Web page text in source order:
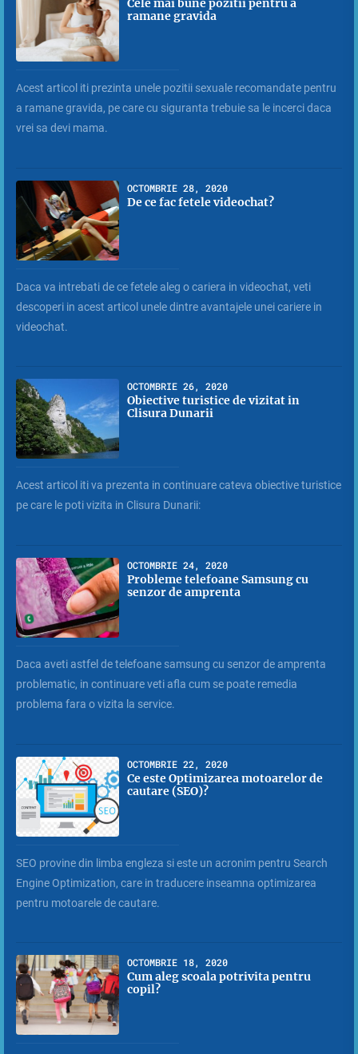
Cele mai bune pozitii pentru a
ramane gravida
Acest articol iti prezinta unele pozitii sexuale recomandate pentru
a ramane gravida, pe care cu siguranta trebuie sa le incerci daca
vrei sa devi mama.
OCTOMBRIE 28, 2020
De ce fac fetele videochat?
Daca va intrebati de ce fetele aleg o cariera in videochat, veti
descoperi in acest articol unele dintre avantajele unei cariere in
videochat.
OCTOMBRIE 26, 2020
Obiective turistice de vizitat in
Clisura Dunarii
Acest articol iti va prezenta in continuare cateva obiective turistice
pe care le poti vizita in Clisura Dunarii:
OCTOMBRIE 24, 2020
Probleme telefoane Samsung cu
senzor de amprenta
Daca aveti astfel de telefoane samsung cu senzor de amprenta
problematic, in continuare veti afla cum se poate remedia
problema fara o vizita la service.
OCTOMBRIE 22, 2020
Ce este Optimizarea motoarelor de
cautare (SEO)?
SEO provine din limba engleza si este un acronim pentru Search
Engine Optimization, care in traducere inseamna optimizarea
pentru motoarele de cautare.
OCTOMBRIE 18, 2020
Cum aleg scoala potrivita pentru
copil?